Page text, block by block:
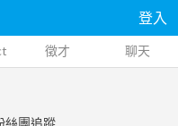
登入
徵才 聊天
絲團追蹤